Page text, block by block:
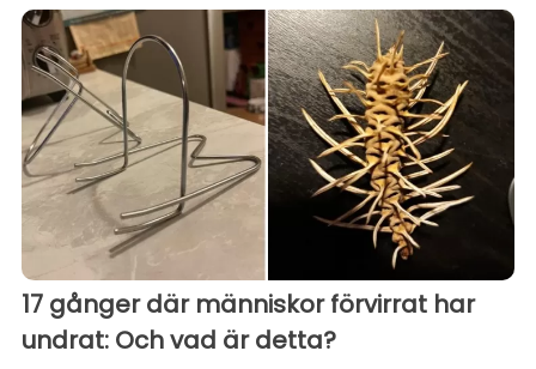
17 gånger där människor förvirrat har
undrat: Och vad är detta?